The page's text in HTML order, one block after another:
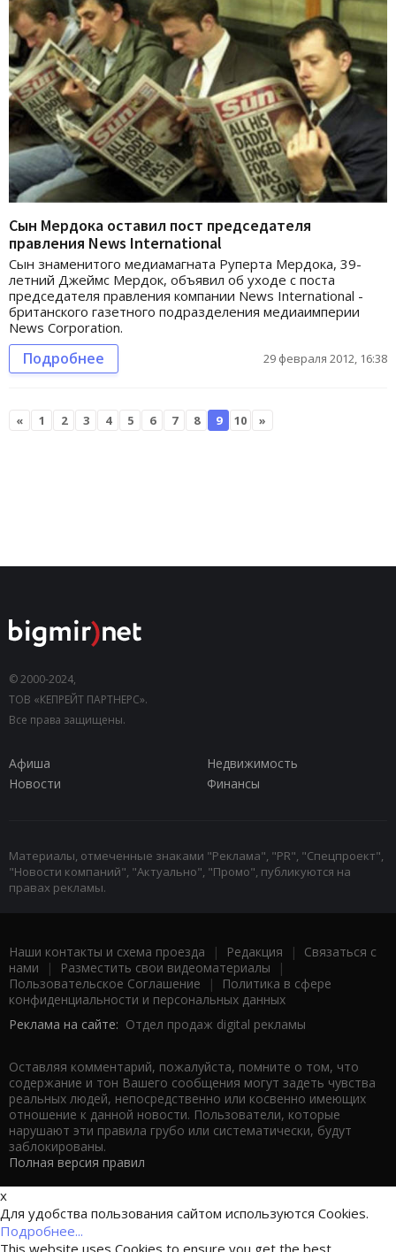
Сын Мердока оставил пост председателя
правления News International
Сын знаменитого медиамагната Руперта Мердока, 39-
летний Джеймс Мердок, объявил об уходе с поста
председателя правления компании News International -
британского газетного подразделения медиаимперии
News Corporation.
Подробнее 29 февраля 2012, 16:38
« 1 2 3 4 5 6 7 8 9 10 »
© 2000-2024,
ТОВ «КЕПРЕЙТ ПАРТНЕРС».
Все права защищены.
Афиша
Недвижимость
Новости
Финансы
Материалы, отмеченные знаками "Реклама", "PR", "Спецпроект",
"Новости компаний", "Актуально", "Промо", публикуются на
правах рекламы.
Наши контакты и схема проезда | Редакция | Связаться с
нами | Разместить свои видеоматериалы |
Пользовательское Соглашение |
Политика в сфере
конфиденциальности и персональных данных
Реклама на сайте: Отдел продаж digital рекламы
Оставляя комментарий, пожалуйста, помните о том, что
содержание и тон Вашего сообщения могут задеть чувства
реальных людей, непосредственно или косвенно имеющих
отношение к данной новости. Пользователи, которые
нарушают эти правила грубо или систематически, будут
заблокированы.
Полная версия правил
x
Для удобства пользования сайтом используются Cookies.
Подробнее...
This website uses Cookies to ensure you get the best